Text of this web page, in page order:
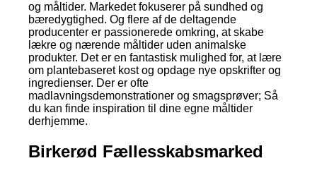
og måltider. Markedet fokuserer på sundhed og
bæredygtighed. Og flere af de deltagende
producenter er passionerede omkring, at skabe
lækre og nærende måltider uden animalske
produkter. Det er en fantastisk mulighed for, at lære
om plantebaseret kost og opdage nye opskrifter og
ingredienser. Der er ofte
madlavningsdemonstrationer og smagsprøver; Så
du kan finde inspiration til dine egne måltider
derhjemme.
Birkerød Fællesskabsmarked